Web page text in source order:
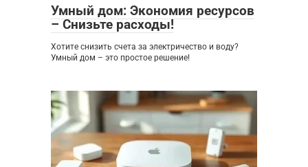
Умный дом: Экономия ресурсов
– Снизьте расходы!
Хотите снизить счета за электричество и воду?
Умный дом – это простое решение!